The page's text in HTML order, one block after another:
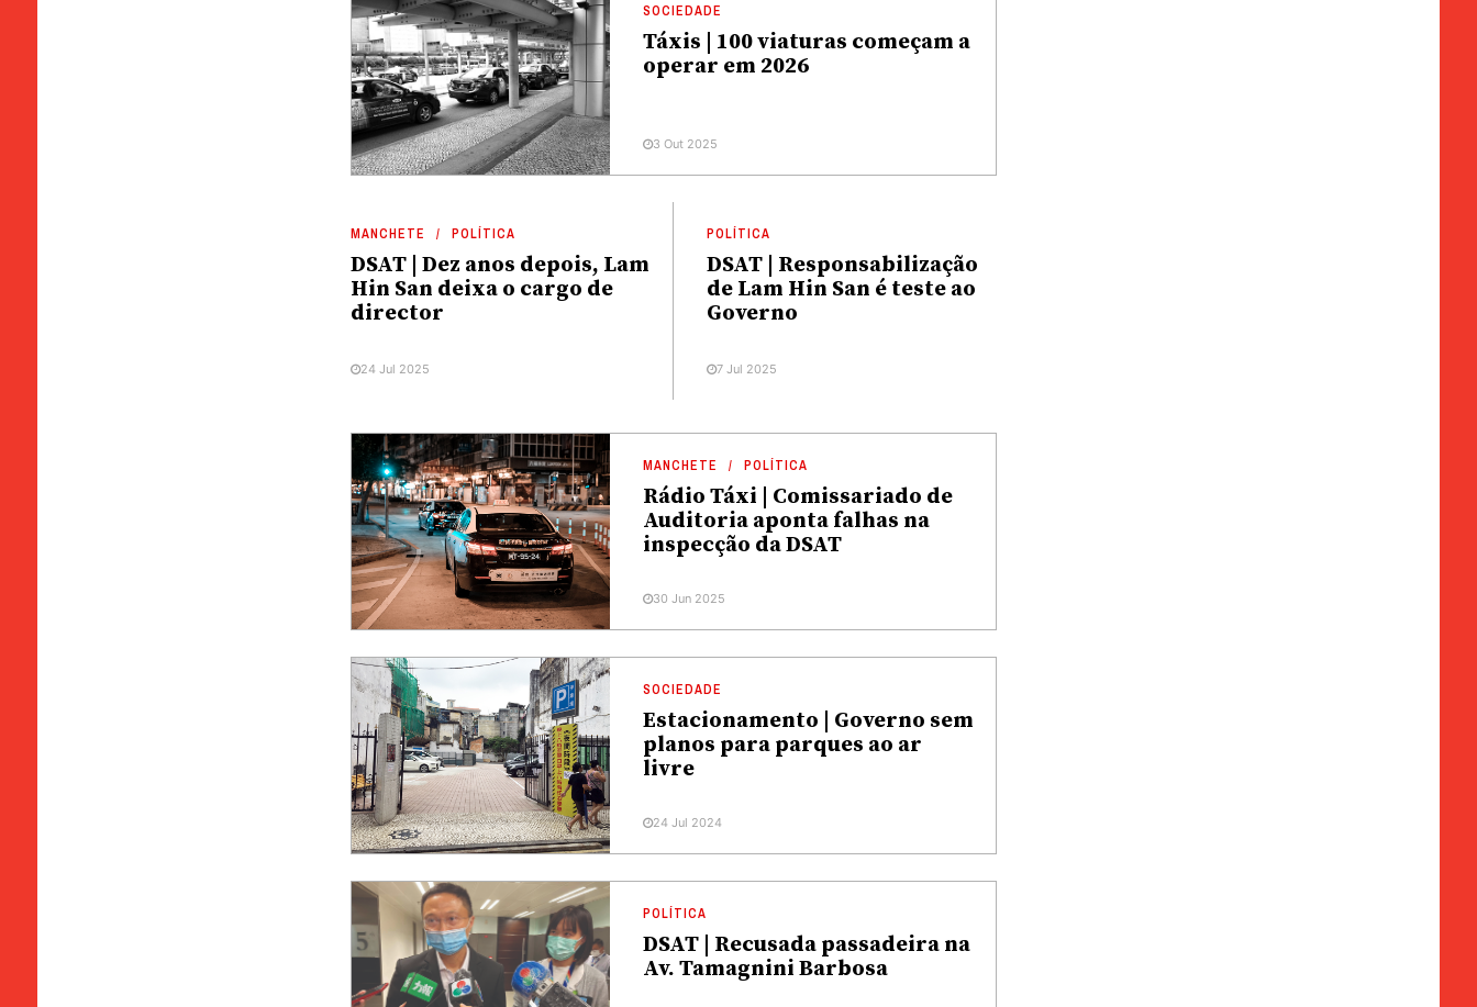
SOCIEDADE
Táxis | 100 viaturas começam a
operar em 2026
3 Out 2025
MANCHETE POLÍTICA
DSAT | Dez anos depois, Lam
Hin San deixa o cargo de
director
24 Jul 2025
POLÍTICA
DSAT | Responsabilização
de Lam Hin San é teste ao
Governo
7 Jul 2025
MANCHETE POLÍTICA
Rádio Táxi | Comissariado de
Auditoria aponta falhas na
inspecção da DSAT
30 Jun 2025
SOCIEDADE
Estacionamento | Governo sem
planos para parques ao ar
livre
24 Jul 2024
POLÍTICA
DSAT | Recusada passadeira na
Av. Tamagnini Barbosa